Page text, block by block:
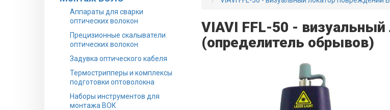
Аппараты для сварки
оптических волокон
Прецизионные скалыватели
оптических волокон
Задувка оптического кабеля
Термострипперы и комплексы
подготовки оптоволокна
Наборы инструментов для
монтажа ВОК
VIAVI FFL-50 -
(определитель обрывов)